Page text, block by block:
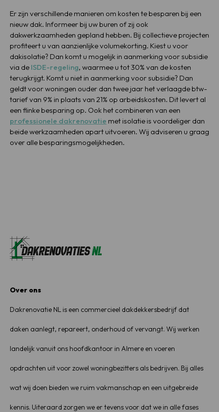
Er zijn verschillende manieren om kosten te besparen bij een
nieuw dak. Informeer bij uw buren of zij ook
dakwerkzaamheden gepland hebben. Bij collectieve projecten
profiteert u van aanzienlijke volumekorting. Kiest u voor
dakisolatie? Dan komt u mogelijk in aanmerking voor subsidie
via de ISDE-regeling, waarmee u tot 30% van de kosten
terugkrijgt. Komt u niet in aanmerking voor subsidie? Dan
geldt voor woningen ouder dan twee jaar het verlaagde btw-
tarief van 9% in plaats van 21% op arbeidskosten. Dit levert al
een flinke besparing op. Ook het combineren van een
professionele dakrenovatie met isolatie is voordeliger dan
beide werkzaamheden apart uitvoeren. Wij adviseren u graag
over alle besparingsmogelijkheden.
Over ons
Dakrenovatie NL is een commercieel dakdekkersbedrijf dat
daken aanlegt, repareert, onderhoud of vervangt. Wij werken
landelijk vanuit ons hoofdkantoor in Almere en voeren
opdrachten uit voor zowel woningbezitters als bedrijven. Bij alles
wat wij doen bieden we ruim vakmanschap en een uitgebreide
kennis. Uiteraard zorgen we er tevens voor dat we in alle fases